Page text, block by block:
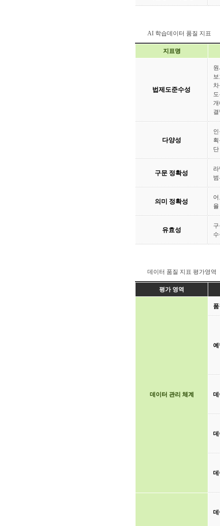
AI 학습데이터 품질 지표
지표명
법제도준수성
개
다양성
구문 정확성
의미 정확성
유효성
데이터 품질 지표 평가영역
평가 영역
데이터 관리 체계